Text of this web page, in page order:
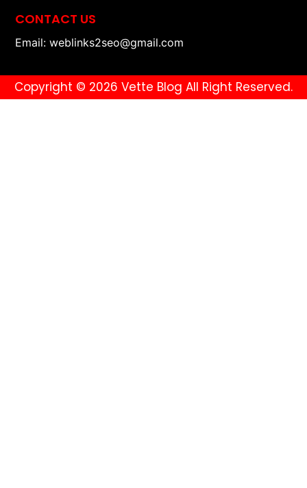
CONTACT US
Email: weblinks2seo@gmail.com
Copyright © 2026 Vette Blog All Right Reserved.